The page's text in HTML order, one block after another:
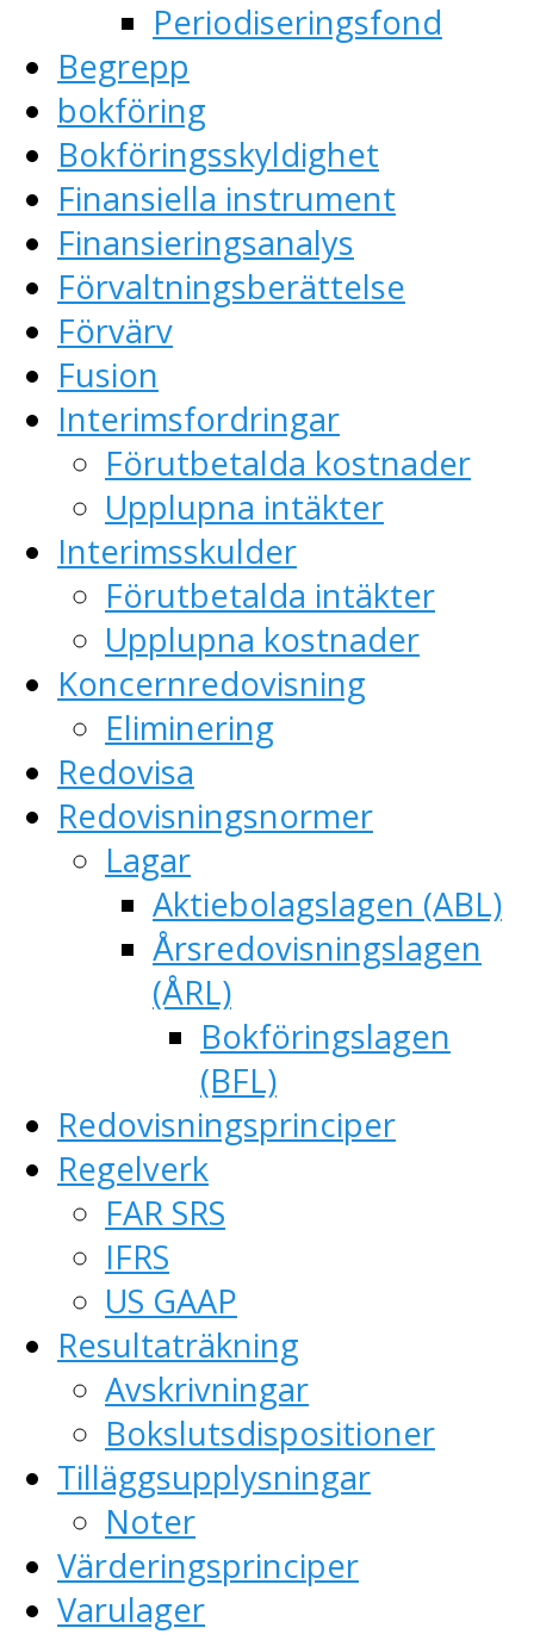
Periodiseringsfond
Begrepp
bokföring
Bokföringsskyldighet
Finansiella instrument
Finansieringsanalys
Förvaltningsberättelse
Förvärv
Fusion
Interimsfordringar
Förutbetalda kostnader
Upplupna intäkter
Interimsskulder
Förutbetalda intäkter
Upplupna kostnader
Koncernredovisning
Eliminering
Redovisa
Redovisningsnormer
Lagar
Aktiebolagslagen (ABL)
Årsredovisningslagen
(ÅRL)
Bokföringslagen
(BFL)
Redovisningsprinciper
Regelverk
FAR SRS
IFRS
US GAAP
Resultaträkning
Avskrivningar
Bokslutsdispositioner
Tilläggsupplysningar
Noter
Värderingsprinciper
Varulager